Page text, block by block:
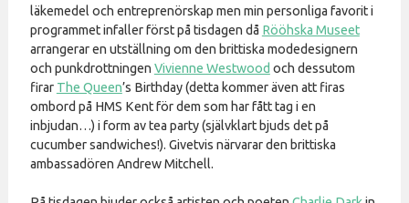
läkemedel och entreprenörskap men min personliga favorit i
programmet infaller först på tisdagen då Rööhska Museet
arrangerar en utställning om den brittiska modedesignern
och punkdrottningen Vivienne Westwood och dessutom
firar The Queen’s Birthday (detta kommer även att firas
ombord på HMS Kent för dem som har fått tag i en
inbjudan…) i form av tea party (självklart bjuds det på
cucumber sandwiches!). Givetvis närvarar den brittiska
ambassadören Andrew Mitchell.